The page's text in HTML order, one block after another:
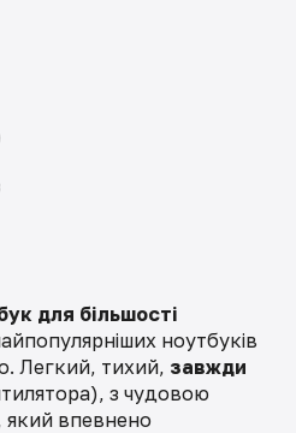
для більшості
ноутбуків
Легкий, тихий, завжди
з чудовою
який впевнено